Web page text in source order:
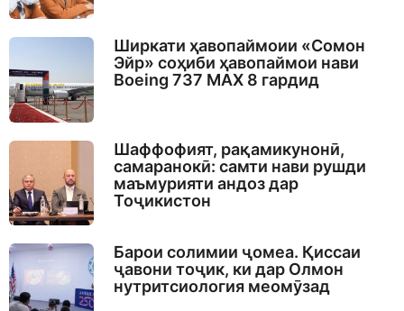
Ширкати ҳавопаймоии «Сомон
Эйр» соҳиби ҳавопаймои нави
Boeing 737 MAX 8 гардид
Шаффофият, рақамикунонӣ,
самаранокӣ: самти нави рушди
маъмурияти андоз дар
Тоҷикистон
Барои солимии ҷомеа. Қиссаи
ҷавони тоҷик, ки дар Олмон
нутритсиология меомӯзад